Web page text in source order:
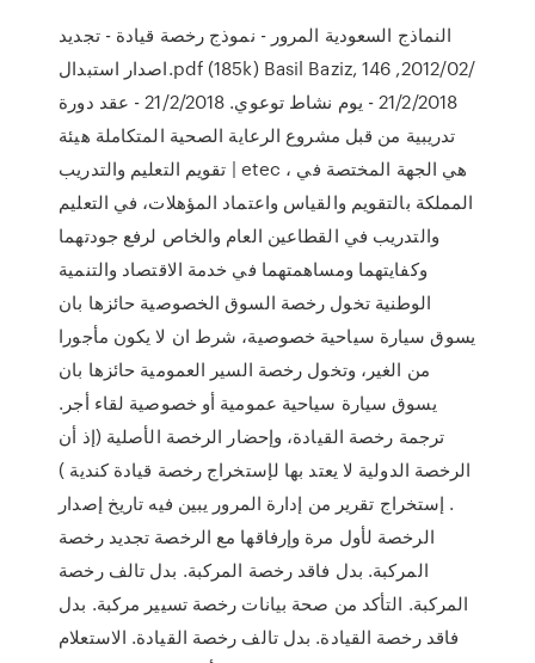
النماذج السعودية المرور - نموذج رخصة قيادة - تجديد
اصدار استبدال.pdf (185k) Basil Baziz, 14‏/02‏/2012, 6
21/2/2018 - يوم نشاط توعوي. 21/2/2018 - عقد دورة
تدريبية من قبل مشروع الرعاية الصحية المتكاملة هيئة
تقويم التعليم والتدريب | etec ، هي الجهة المختصة في
المملكة بالتقويم والقياس واعتماد المؤهلات، في التعليم
والتدريب في القطاعين العام والخاص لرفع جودتهما
وكفايتهما ومساهمتهما في خدمة الاقتصاد والتنمية
الوطنية تخول رخصة السوق الخصوصية حائزها بان
يسوق سيارة سياحية خصوصية، شرط ان لا يكون مأجورا
من الغير، وتخول رخصة السير العمومية حائزها بان
يسوق سيارة سياحية عمومية أو خصوصية لقاء أجر.
ترجمة رخصة القيادة، وإحضار الرخصة الأصلية (إذ أن
الرخصة الدولية لا يعتد بها لإستخراج رخصة قيادة كندية )
. إستخراج تقرير من إدارة المرور يبين فيه تاريخ إصدار
الرخصة لأول مرة وإرفاقها مع الرخصة تجديد رخصة
المركبة. بدل فاقد رخصة المركبة. بدل تالف رخصة
المركبة. التأكد من صحة بيانات رخصة تسيير مركبة. بدل
فاقد رخصة القيادة. بدل تالف رخصة القيادة. الاستعلام